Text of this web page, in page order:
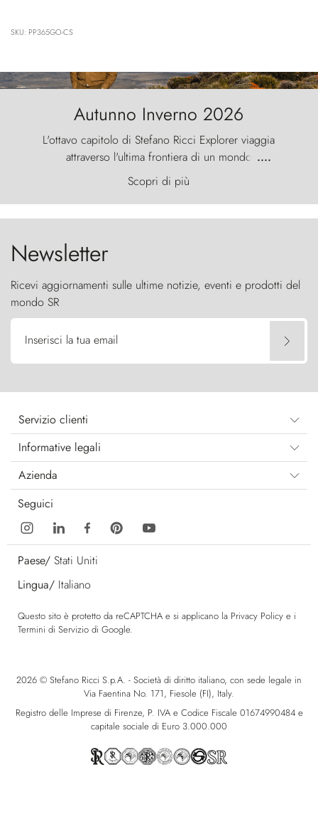
SKU: PP365GO-CS
Autunno Inverno 2026
L'ottavo capitolo di Stefano Ricci Explorer viaggia
attraverso l'ultima frontiera di un mondo
primordiale, dove il vento scolpisce la natura con
furia ancestrale e le Torres del Paine sfidano il
cielo come sentinelle di pietra.
....
Scopri di più
Newsletter
Ricevi aggiornamenti sulle ultime notizie, eventi e prodotti del
mondo SR
Inserisci la tua email
Servizio clienti
Informative legali
Azienda
Seguici
Paese/ Stati Uniti
Lingua/ Italiano
Questo sito è protetto da reCAPTCHA e si applicano la Privacy Policy e i
Termini di Servizio di Google.
2026 © Stefano Ricci S.p.A. - Società di diritto italiano, con sede legale in
Via Faentina No. 171, Fiesole (FI), Italy.
Registro delle Imprese di Firenze, P. IVA e Codice Fiscale 01674990484 e
capitale sociale di Euro 3.000.000